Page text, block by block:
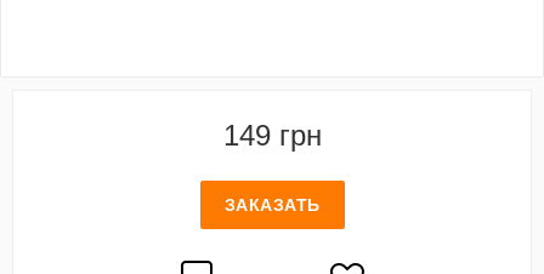
149 грн
ЗАКАЗАТЬ